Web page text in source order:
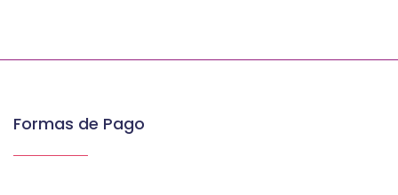
Formas de Pago